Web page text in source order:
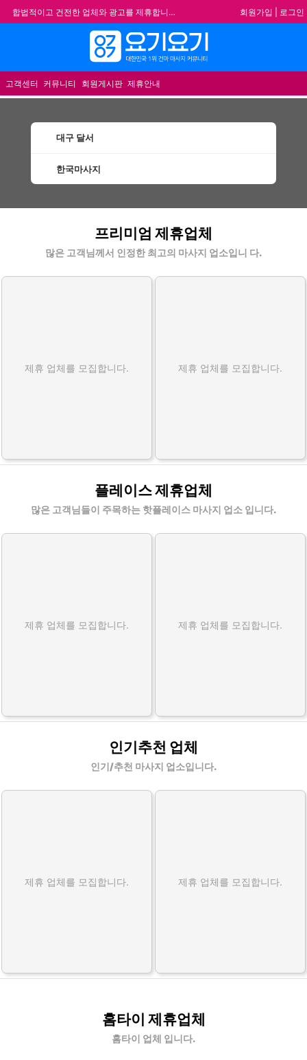
합법적이고 건전한 업체와 광고를 제휴합니다.
★요기요기 설 연휴 휴무 안내★
★ 요기요기 업체회원 안내사항 ★
불건전한 게시글은 삭제 및 회원탈퇴 됩니다.
회원가입 로그인
고객센터 커뮤니티 회원게시판 제휴안내
대구 달서
한국마사지
프리미엄 제휴업체
많은 고객님께서 인정한 최고의 마사지 업소입니 다.
제휴 업체를 모집합니다. 제휴 업체를 모집합니다.
플레이스 제휴업체
많은 고객님들이 주목하는 핫플레이스 마사지 업소 입니다.
제휴 업체를 모집합니다. 제휴 업체를 모집합니다.
인기추천 업체
인기/추천 마사지 업소입니다.
제휴 업체를 모집합니다. 제휴 업체를 모집합니다.
홈타이 제휴업체
홈타이 업체 입니다.